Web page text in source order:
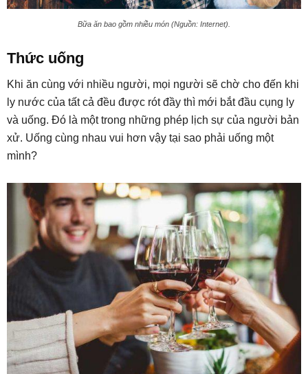
Bữa ăn bao gồm nhiều món (Nguồn: Internet).
Thức uống
Khi ăn cùng với nhiều người, mọi người sẽ chờ cho đến khi
ly nước của tất cả đều được rót đầy thì mới bắt đầu cụng ly
và uống. Đó là một trong những phép lịch sự của người bản
xử. Uống cùng nhau vui hơn vậy tại sao phải uống một
mình?